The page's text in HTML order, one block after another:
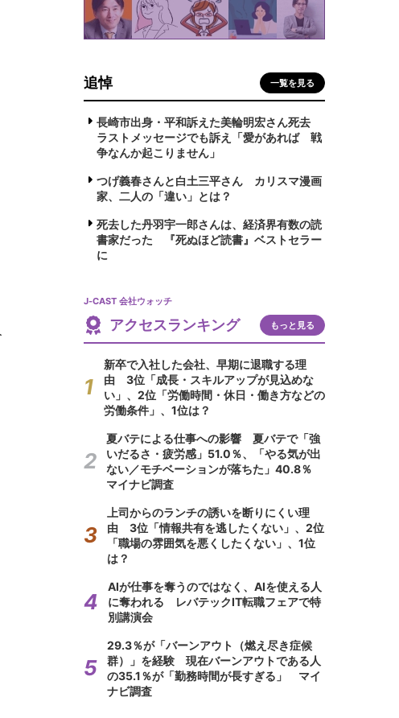
追悼 一覧を見る
長崎市出身・平和訴えた美輪明宏さん死去
ラストメッセージでも訴え「愛があれば 戦
争なんか起こりません」
つげ義春さんと白土三平さん カリスマ漫画
家、二人の「違い」とは？
死去した丹羽宇一郎さんは、経済界有数の読
書家だった 『死ぬほど読書』ベストセラー
に
J-CAST 会社ウォッチ
アクセスランキング もっと見る
新卒で入社した会社、早期に退職する理
由 3位「成長・スキルアップが見込めな
い」、2位「労働時間・休日・働き方などの
労働条件」、1位は？
夏バテによる仕事への影響 夏バテで「強
いだるさ・疲労感」51.0％、「やる気が出
ない／モチベーションが落ちた」40.8％
マイナビ調査
上司からのランチの誘いを断りにくい理
由 3位「情報共有を逃したくない」、2位
「職場の雰囲気を悪くしたくない」、1位
は？
AIが仕事を奪うのではなく、AIを使える人
に奪われる レバテックIT転職フェアで特
別講演会
29.3％が「バーンアウト（燃え尽き症候
群）」を経験 現在バーンアウトである人
の35.1％が「勤務時間が長すぎる」 マイ
ナビ調査